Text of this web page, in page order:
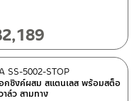
2,189
กซิงค์ผสม สแตนเลส พร้อมสต็อ
าล์ว สามทาง
SS-5002-STOP